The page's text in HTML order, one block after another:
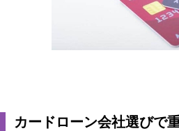
カードローン会社選びで